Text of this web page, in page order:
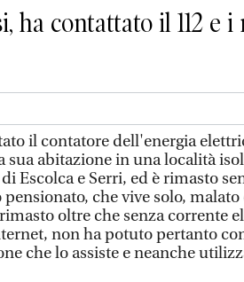
ha contattato il 112
il contatore dell'energia
abitazione in una località
Escolca e Serri, ed è rimasto
che vive solo, malato
oltre che senza corrente
non ha potuto pertanto
che lo assiste e neanche